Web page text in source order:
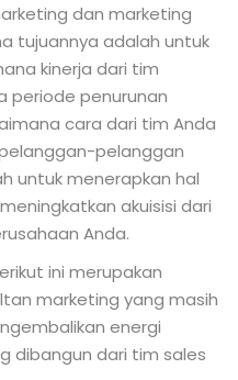
dan marketing
tujuannya adalah untuk
kinerja dari tim
periode penurunan
cara dari tim Anda
pelanggan
untuk menerapkan hal
akuisisi dari
Anda.
ini merupakan
marketing yang masih
energi
dibangun dari tim sales